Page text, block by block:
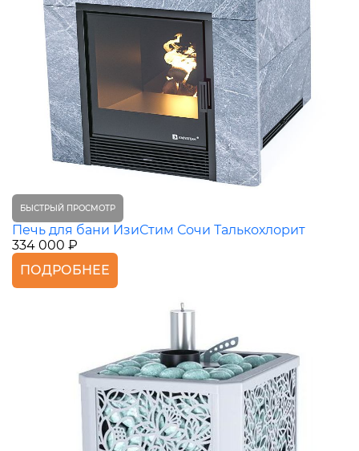
БЫСТРЫЙ ПРОСМОТР
Печь для бани ИзиСтим Сочи Талькохлорит
334 000 ₽
ПОДРОБНЕЕ